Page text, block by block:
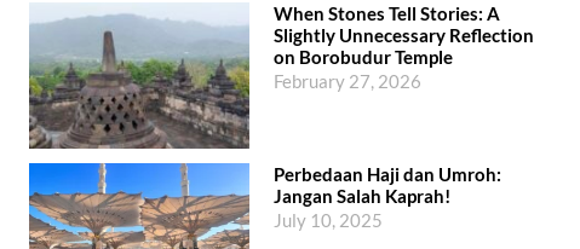
When Stones Tell Stories: A
Slightly Unnecessary Reflection
on Borobudur Temple
February 27, 2026
Perbedaan Haji dan Umroh:
Jangan Salah Kaprah!
July 10, 2025